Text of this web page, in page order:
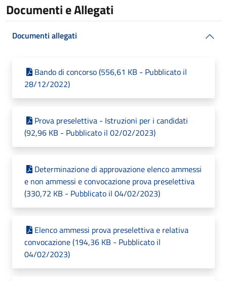
Documenti e Allegati
Documenti allegati
Bando di concorso (556,61 KB - Pubblicato il
28/12/2022)
Prova preselettiva - Istruzioni per i candidati
(92,96 KB - Pubblicato il 02/02/2023)
Determinazione di approvazione elenco ammessi
e non ammessi e convocazione prova preselettiva
(330,72 KB - Pubblicato il 04/02/2023)
Elenco ammessi prova preselettiva e relativa
convocazione (194,36 KB - Pubblicato il
04/02/2023)